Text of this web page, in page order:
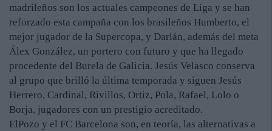
madrileños son los actuales campeones de Liga y se han
reforzado esta campaña con los brasileños Humberto, el
mejor jugador de la Supercopa, y Darlán, además del meta
Álex González, un portero con futuro y que ha llegado
procedente del Burela de Galicia. Jesús Velasco conserva
al grupo que brilló la última temporada y siguen Jesús
Herrero, Cardinal, Rivillos, Ortiz, Pola, Rafael, Lolo o
Borja, jugadores con un prestigio acreditado.
ElPozo y el FC Barcelona son, en teoría, las alternativas a